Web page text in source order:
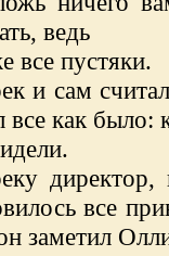
ведь
все пустяки.
и сам
все как
все
заметил